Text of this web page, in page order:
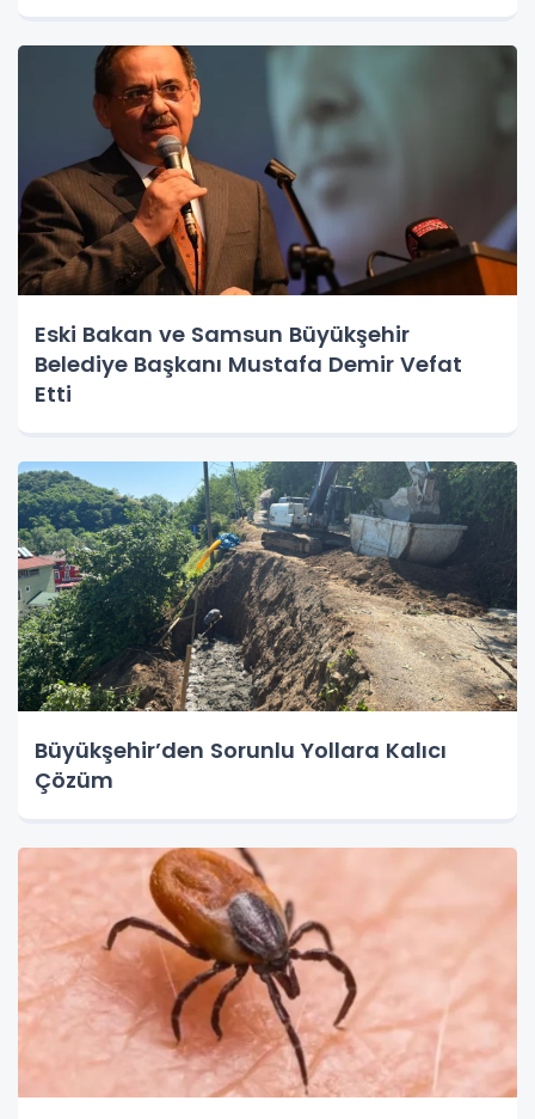
Eski Bakan ve Samsun Büyükşehir
Belediye Başkanı Mustafa Demir Vefat
Etti
Büyükşehir’den Sorunlu Yollara Kalıcı
Çözüm